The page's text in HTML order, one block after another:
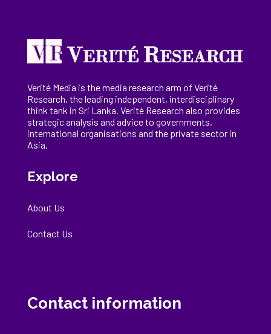
Verité Media is the media research arm of Verité
Research, theleading independent, interdisciplinary
think tank in Sri Lanka. Verité Research also provides
strategic analysis and advice to governments,
international organisations and the private sector in
Asia.
Explore
About Us
Contact Us
Contact information